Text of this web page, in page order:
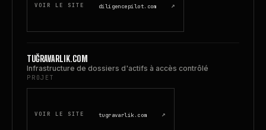
VOIR LE SITE diligencepilot.com ↗
TUĞRAVARLIK.COM
Infrastructure de dossiers d'actifs à accès contrôlé
PROJET
VOIR LE SITE tugravarlik.com ↗